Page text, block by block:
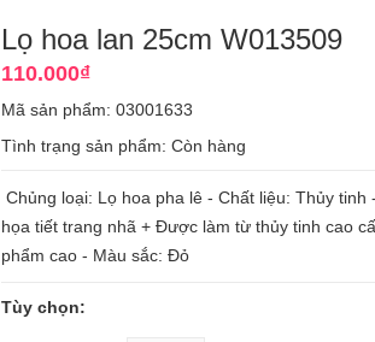
Lọ hoa lan 25cm W013509
110.000₫
Mã sản phẩm: 03001633
Tình trạng sản phẩm: Còn hàng
Chủng loại: Lọ hoa pha lê - Chất liệu: Thủy
họa tiết trang nhã + Được làm từ thủy tinh cao
phẩm cao - Màu sắc: Đỏ
Tùy chọn: